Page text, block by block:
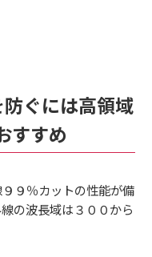
ぐには高領域
すすめ
９％カットの性能が備
の波長域は３００から